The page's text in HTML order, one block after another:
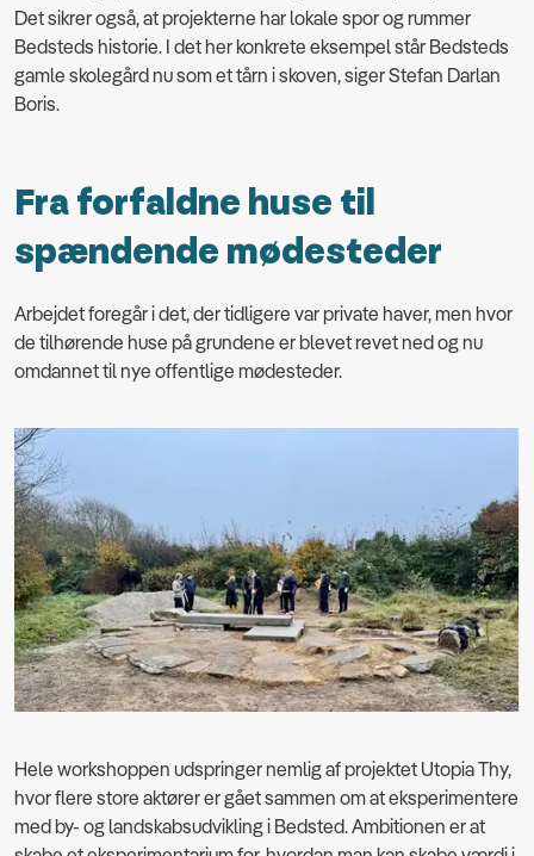
Det sikrer også, at projekterne har lokale spor og rummer
Bedsteds historie. I det her konkrete eksempel står Bedsteds
gamle skolegård nu som et tårn i skoven, siger Stefan Darlan
Boris.
Fra forfaldne huse til
spændende mødesteder
Arbejdet foregår i det, der tidligere var private haver, men hvor
de tilhørende huse på grundene er blevet revet ned og nu
omdannet til nye offentlige mødesteder.
Hele workshoppen udspringer nemlig af projektet Utopia Thy,
hvor flere store aktører er gået sammen om at eksperimentere
med by- og landskabsudvikling i Bedsted. Ambitionen er at